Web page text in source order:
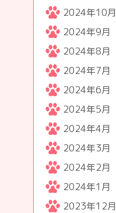
2024年10月
2024年9月
2024年8月
2024年7月
2024年6月
2024年5月
2024年4月
2024年3月
2024年2月
2024年1月
2023年12月